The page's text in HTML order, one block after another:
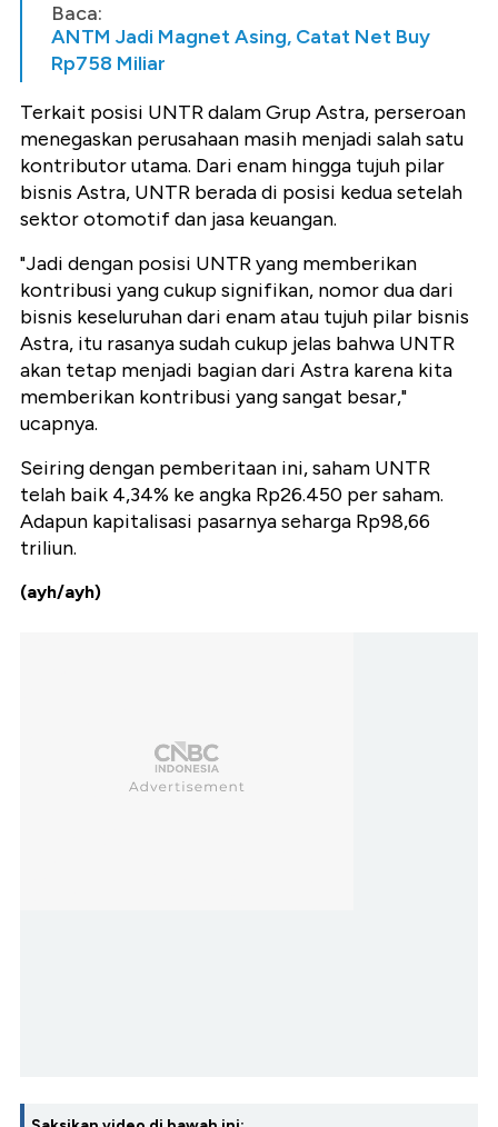
Baca:
ANTM Jadi Magnet Asing, Catat Net Buy
Rp758 Miliar
Terkait posisi UNTR dalam Grup Astra, perseroan
menegaskan perusahaan masih menjadi salah satu
kontributor utama. Dari enam hingga tujuh pilar
bisnis Astra, UNTR berada di posisi kedua setelah
sektor otomotif dan jasa keuangan.
"Jadi dengan posisi UNTR yang memberikan
kontribusi yang cukup signifikan, nomor dua dari
bisnis keseluruhan dari enam atau tujuh pilar bisnis
Astra, itu rasanya sudah cukup jelas bahwa UNTR
akan tetap menjadi bagian dari Astra karena kita
memberikan kontribusi yang sangat besar,"
ucapnya.
Seiring dengan pemberitaan ini, saham UNTR
telah baik 4,34% ke angka Rp26.450 per saham.
Adapun kapitalisasi pasarnya seharga Rp98,66
triliun.
(ayh/ayh)